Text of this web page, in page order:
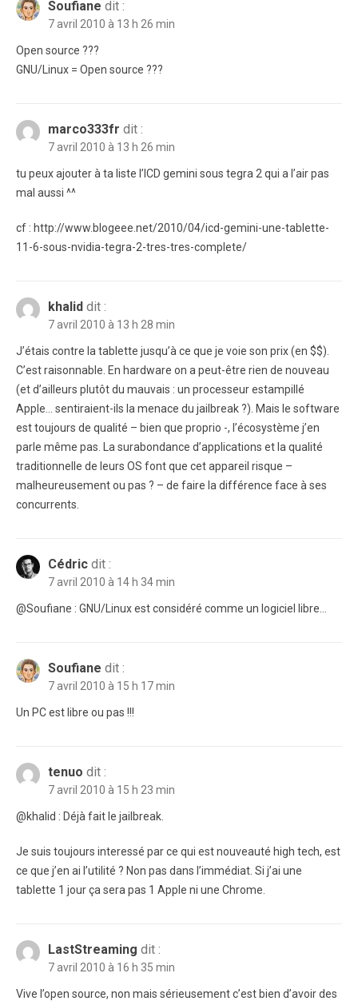
Soufiane dit :
7 avril 2010 à 13 h 26 min
Open source ???
GNU/Linux = Open source ???
marco333fr dit :
7 avril 2010 à 13 h 26 min
tu peux ajouter à ta liste l’ICD gemini sous tegra 2 qui a l’air pas
mal aussi ^^
cf : http://www.blogeee.net/2010/04/icd-gemini-une-tablette-
11-6-sous-nvidia-tegra-2-tres-tres-complete/
khalid dit :
7 avril 2010 à 13 h 28 min
J’étais contre la tablette jusqu’à ce que je voie son prix (en $$).
C’est raisonnable. En hardware on a peut-être rien de nouveau
(et d’ailleurs plutôt du mauvais : un processeur estampillé
Apple… sentiraient-ils la menace du jailbreak ?). Mais le software
est toujours de qualité – bien que proprio -, l’écosystème j’en
parle même pas. La surabondance d’applications et la qualité
traditionnelle de leurs OS font que cet appareil risque –
malheureusement ou pas ? – de faire la différence face à ses
concurrents.
Cédric dit :
7 avril 2010 à 14 h 34 min
@Soufiane : GNU/Linux est considéré comme un logiciel libre…
Soufiane dit :
7 avril 2010 à 15 h 17 min
Un PC est libre ou pas !!!
tenuo dit :
7 avril 2010 à 15 h 23 min
@khalid : Déjà fait le jailbreak.
Je suis toujours interessé par ce qui est nouveauté high tech, est
ce que j’en ai l’utilité ? Non pas dans l’immédiat. Si j’ai une
tablette 1 jour ça sera pas 1 Apple ni une Chrome.
LastStreaming dit :
7 avril 2010 à 16 h 35 min
Vive l’open source, non mais sérieusement c’est bien d’avoir des